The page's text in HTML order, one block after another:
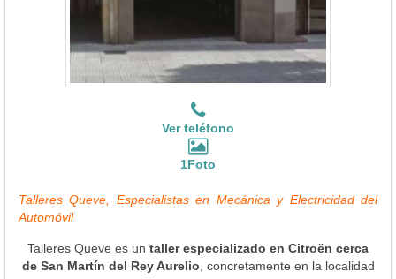
Ver teléfono
1Foto
Talleres Queve, Especialistas en Mecánica y Electricidad del
Automóvil
Talleres Queve es un taller especializado en Citroën cerca
de San Martín del Rey Aurelio , concretamente en la localidad